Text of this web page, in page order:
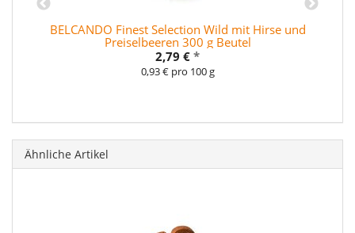
BELCANDO Finest Selection Wild mit Hirse und
Preiselbeeren 300 g Beutel
2,79 € *
0,93 € pro 100 g
Ähnliche Artikel